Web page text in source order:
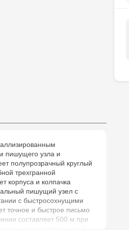
пишущего узла и
полупрозрачный круглый
трехгранной
корпуса и колпачка
пишущий узел с
с быстросохнущими
точное и быстрое письмо
составляет 500 м при